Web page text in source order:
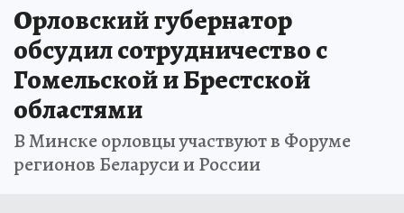
Орловский губернатор
обсудил сотрудничество с
Гомельской и Брестской
областями
В Минске орловцы участвуют в Форуме
регионов Беларуси и России